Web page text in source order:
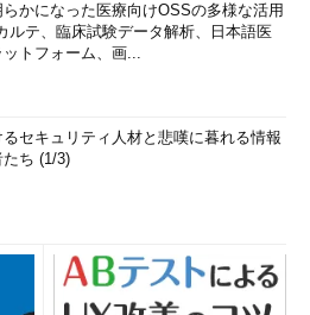
かになった医療向けOSSの多様な活用
ルテ、臨床試験データ解析、日本語医
トフォーム、画...
セキュリティ人材と悲嘆に暮れる情報
ち (1/3)